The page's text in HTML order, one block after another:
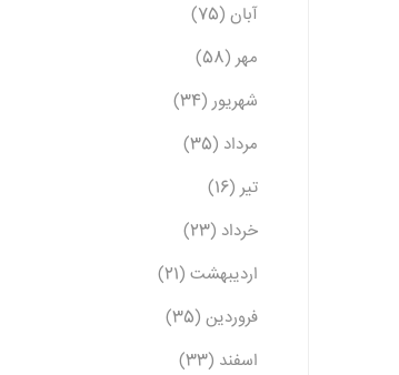
آبان (75)
مهر (58)
شهریور (34)
مرداد (35)
تیر (16)
خرداد (23)
اردیبهشت (21)
فروردین (35)
اسفند (33)